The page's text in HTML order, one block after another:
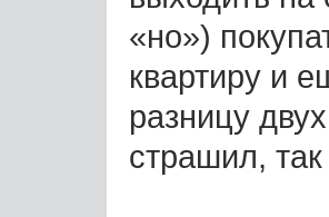
«но»)
квартиру и
разницу
страшил,